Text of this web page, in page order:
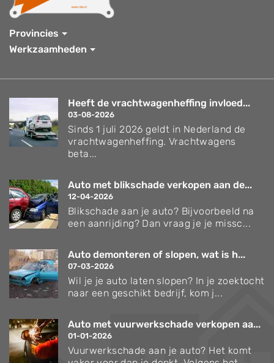
Provincies
Werkzaamheden
Heeft de vrachtwagenheffing invloed...
03-08-2026
Sinds 1 juli 2026 geldt in Nederland de
vrachtwagenheffing. Vrachtwagens
beta...
Auto met blikschade verkopen aan de...
12-04-2026
Blikschade aan je auto? Bijvoorbeeld na
een aanrijding? Dan vraag je je missc...
Auto demonteren of slopen, wat is h...
07-03-2026
Wil je je auto laten slopen? In je zoektocht
naar een geschikt bedrijf, kom j...
Auto met vuurwerkschade verkopen aa...
01-01-2026
Vuurwerkschade aan je auto? Het komt